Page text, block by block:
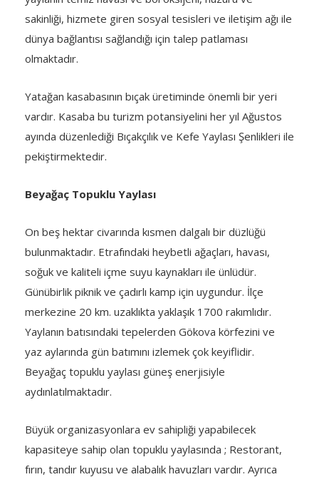
sakinliği, hizmete giren sosyal tesisleri ve iletişim ağı ile
dünya bağlantısı sağlandığı için talep patlaması
olmaktadır.
Yatağan kasabasının bıçak üretiminde önemli bir yeri
vardır. Kasaba bu turizm potansiyelini her yıl Ağustos
ayında düzenlediği Bıçakçılık ve Kefe Yaylası Şenlikleri ile
pekiştirmektedir.
Beyağaç Topuklu Yaylası
On beş hektar civarında kısmen dalgalı bir düzlüğü
bulunmaktadır. Etrafındaki heybetli ağaçları, havası,
soğuk ve kaliteli içme suyu kaynakları ile ünlüdür.
Günübirlik piknik ve çadırlı kamp için uygundur. İlçe
merkezine 20 km. uzaklıkta yaklaşık 1700 rakımlıdır.
Yaylanın batısındaki tepelerden Gökova körfezini ve
yaz aylarında gün batımını izlemek çok keyiflidir.
Beyağaç topuklu yaylası güneş enerjisiyle
aydınlatılmaktadır.
Büyük organizasyonlara ev sahipliği yapabilecek
kapasiteye sahip olan topuklu yaylasında ; Restorant,
fırın, tandır kuyusu ve alabalık havuzları vardır. Ayrıca